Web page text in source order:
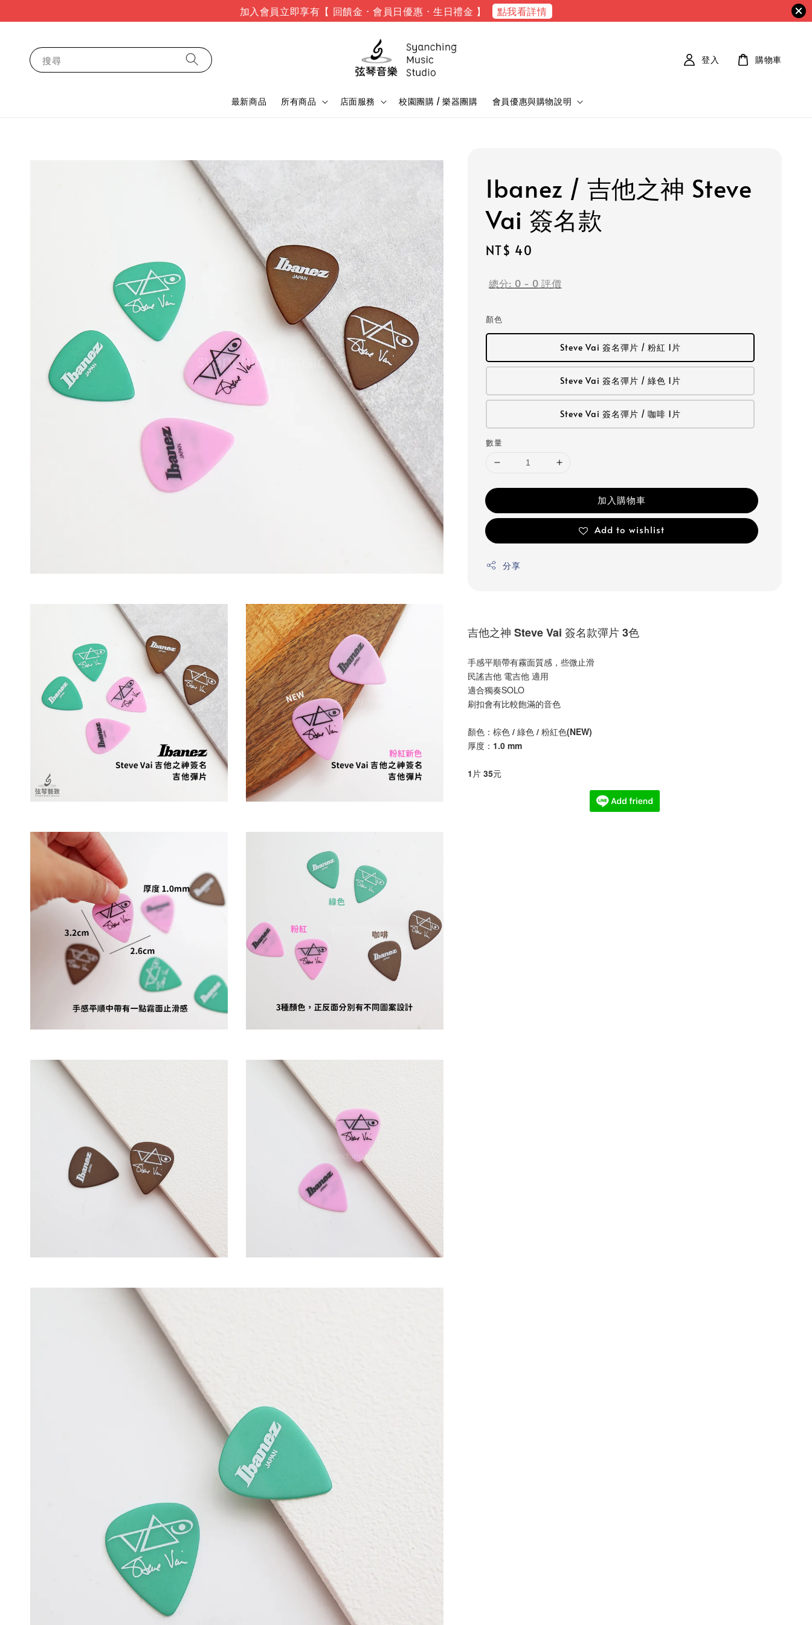
加入會員立即享有【 回饋金 · 會員日優惠 · 生日禮金 】 點我看詳情
搜尋
最新商品 所有商品 店面服務 校園團購 / 樂器團購 會員優惠與購物說明
登入 購物車
Ibanez / 吉他之神 Steve
Vai 簽名款
Regular
NT$ 40
總分: 0 - 0 評價
顏色
Steve Vai 簽名彈片 / 粉紅 1片
Steve Vai 簽名彈片 / 綠色 1片
Steve Vai 簽名彈片 / 咖啡 1片
數量
加入購物車
Add to wishlist
分享
吉他之神 Steve Vai 簽名款彈片 3色
手感平順帶有霧面質感，些微止滑
民謠吉他 電吉他 適用
適合獨奏SOLO
刷扣會有比較飽滿的音色
顏色：棕色 / 綠色 / 粉紅色(NEW)
厚度：1.0 mm
1片 35元